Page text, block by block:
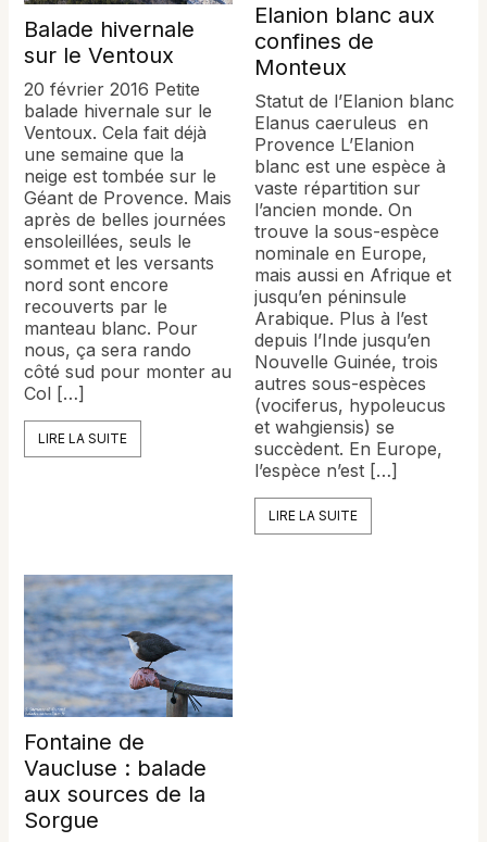
Balade hivernale
sur le Ventoux
20 février 2016 Petite
balade hivernale sur le
Ventoux. Cela fait déjà
une semaine que la
neige est tombée sur le
Géant de Provence. Mais
après de belles journées
ensoleillées, seuls le
sommet et les versants
nord sont encore
recouverts par le
manteau blanc. Pour
nous, ça sera rando
côté sud pour monter au
Col […]
LIRE LA SUITE
Elanion blanc aux
confines de
Monteux
Statut de l’Elanion blanc
Elanus caeruleus en
Provence L’Elanion
blanc est une espèce à
vaste répartition sur
l’ancien monde. On
trouve la sous-espèce
nominale en Europe,
mais aussi en Afrique et
jusqu’en péninsule
Arabique. Plus à l’est
depuis l’Inde jusqu’en
Nouvelle Guinée, trois
autres sous-espèces
(vociferus, hypoleucus
et wahgiensis) se
succèdent. En Europe,
l’espèce n’est […]
LIRE LA SUITE
Fontaine de
Vaucluse : balade
aux sources de la
Sorgue